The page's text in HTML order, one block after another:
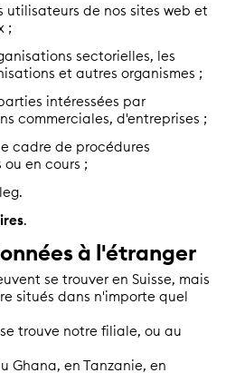
utilisateurs de nos sites web et
;
sectorielles, les
et autres organismes ;
intéressées par
commerciales, d'entreprises ;
cadre de procédures
en cours ;
.
à l'étranger
se trouver en Suisse, mais
situés dans n'importe quel
trouve notre filiale, ou au
Ghana, en Tanzanie, en